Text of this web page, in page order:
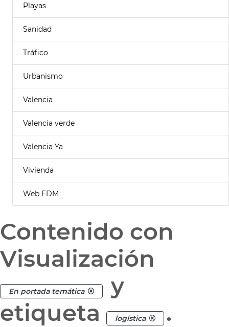
Playas
Sanidad
Tráfico
Urbanismo
Valencia
Valencia verde
Valencia Ya
Vivienda
Web FDM
Contenido con
Visualización
En portada temática
y
etiqueta
logística .